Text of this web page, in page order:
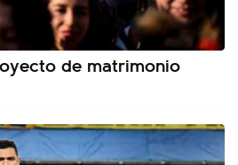
de matrimonio